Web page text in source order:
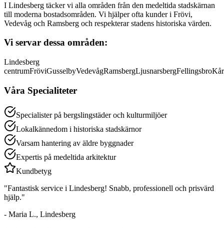
I Lindesberg täcker vi alla områden från den medeltida stadskärnan
till moderna bostadsområden. Vi hjälper ofta kunder i Frövi,
Vedevåg och Ramsberg och respekterar stadens historiska värden.
Vi servar dessa områden:
Lindesberg
centrumFröviGusselbyVedevågRamsbergLjusnarsbergFellingsbro
Våra Specialiteter
Specialister på bergslingstäder och kulturmiljöer
Lokalkännedom i historiska stadskärnor
Varsam hantering av äldre byggnader
Expertis på medeltida arkitektur
Kundbetyg
"Fantastisk service i Lindesberg! Snabb, professionell och prisvärd
hjälp."
- Maria L., Lindesberg